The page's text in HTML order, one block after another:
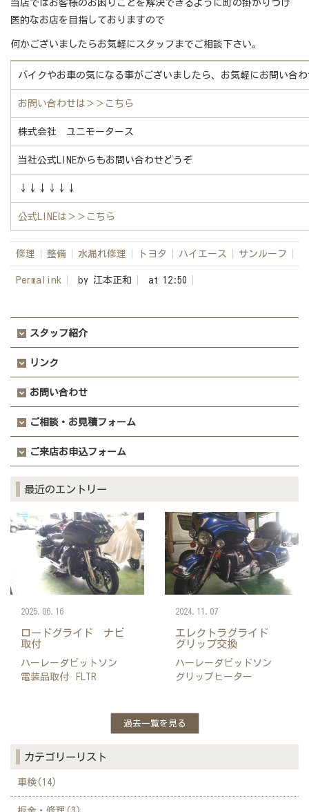
当店ではお客様のお困りごとを解決できるように町の掛かりつけ
医的なお店を目指しておりますので
何かございましたらお気軽にスタッフまでご相談下さい。
バイクやお車の気になる事がございましたら、お気軽にお問い合
お問い合わせは ＞＞こちら
株式会社 ユニモータース
当社公式LINEからもお問い合わせどうぞ
↓↓↓↓↓↓
公式LINEは ＞＞こちら
修理 整備 水漏れ修理 トヨタ ハイエース サンルーフ
Permalink by 江本正和 at 12:50
スタッフ紹介
リンク
お問い合わせ
ご相談・お見積フォーム
ご来店お申込フォーム
最近のエントリー
ロードグライド ナビ
取付
2025.06.16
ハーレーダビットソン
電装品取付
FLTR
エレクトラグライド
グリップ交換
2024.11.07
ハーレーダビッドソン
グリップヒーター
過去一覧を見る
カテゴリーリスト
車検(14)